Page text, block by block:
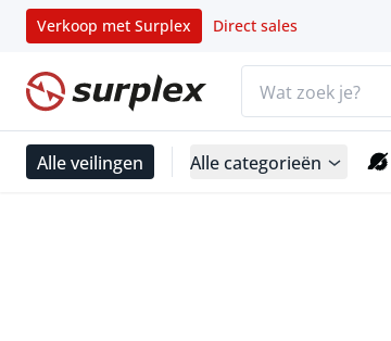
Verkoop met Surplex Direct sales
Startpagina
Alle veilingen Alle categorieën